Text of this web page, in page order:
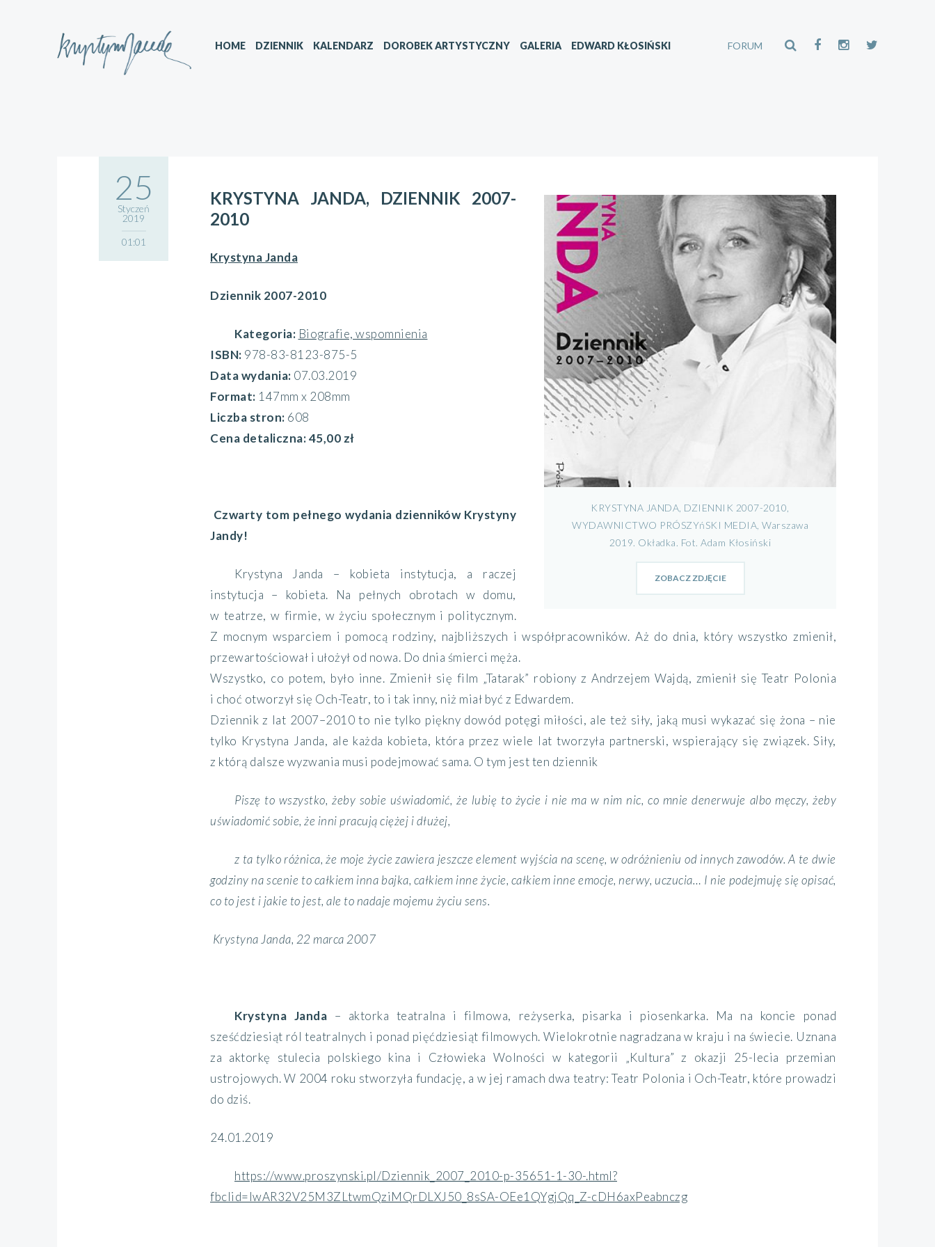
FORUM
HOME DZIENNIK KALENDARZ DOROBEK ARTYSTYCZNY GALERIA EDWARD KŁOSIŃSKI
25
Styczeń
2019
01:01
KRYSTYNA JANDA, DZIENNIK 2007-2010,
WYDAWNICTWO PRÓSZYńSKI MEDIA, Warszawa
2019. Okładka. Fot. Adam Kłosiński
ZOBACZ ZDJĘCIE
KRYSTYNA JANDA, DZIENNIK 2007-
2010
Krystyna Janda
Dziennik 2007-2010
Kategoria: Biografie, wspomnienia
ISBN: 978-83-8123-875-5
Data wydania: 07.03.2019
Format: 147mm x 208mm
Liczba stron: 608
Cena detaliczna:45,00 zł
Czwarty tom pełnego wydania dzienników Krystyny
Jandy!
Krystyna Janda – kobieta instytucja, a raczej
instytucja – kobieta. Na pełnych obrotach w domu,
w teatrze, w firmie, w życiu społecznym i politycznym.
Z mocnym wsparciem i pomocą rodziny, najbliższych i współpracowników. Aż do dnia, który wszystko zmienił,
przewartościował i ułożył od nowa. Do dnia śmierci męża.
Wszystko, co potem, było inne. Zmienił się film „Tatarak” robiony z Andrzejem Wajdą, zmienił się Teatr Polonia
i choć otworzył się Och-Teatr, to i tak inny, niż miał być z Edwardem.
Dziennik z lat 2007–2010 to nie tylko piękny dowód potęgi miłości, ale też siły, jaką musi wykazać się żona – nie
tylko Krystyna Janda, ale każda kobieta, która przez wiele lat tworzyła partnerski, wspierający się związek. Siły,
z którą dalsze wyzwania musi podejmować sama. O tym jest ten dziennik
Piszę to wszystko, żeby sobie uświadomić, że lubię to życie i nie ma w nim nic, co mnie denerwuje albo męczy, żeby
uświadomić sobie, że inni pracują ciężej i dłużej,
z ta tylko różnica, że moje życie zawiera jeszcze element wyjścia na scenę, w odróżnieniu od innych zawodów. A te dwie
godziny na scenie to całkiem inna bajka, całkiem inne życie, całkiem inne emocje, nerwy, uczucia… I nie podejmuję się opisać,
co to jest i jakie to jest, ale to nadaje mojemu życiu sens.
Krystyna Janda, 22 marca 2007
Krystyna Janda – aktorka teatralna i filmowa, reżyserka, pisarka i piosenkarka. Ma na koncie ponad
sześćdziesiąt ról teatralnych i ponad pięćdziesiąt filmowych. Wielokrotnie nagradzana w kraju i na świecie. Uznana
za aktorkę stulecia polskiego kina i Człowieka Wolności w kategorii „Kultura” z okazji 25-lecia przemian
ustrojowych. W 2004 roku stworzyła fundację, a w jej ramach dwa teatry: Teatr Polonia i Och-Teatr, które prowadzi
do dziś.
24.01.2019
https://www.proszynski.pl/Dziennik_2007_2010-p-35651-1-30-.html?
fbclid=IwAR32V25M3ZLtwmQziMQrDLXJ50_8sSA-OEe1QYgjQq_Z-cDH6axPeabnczg